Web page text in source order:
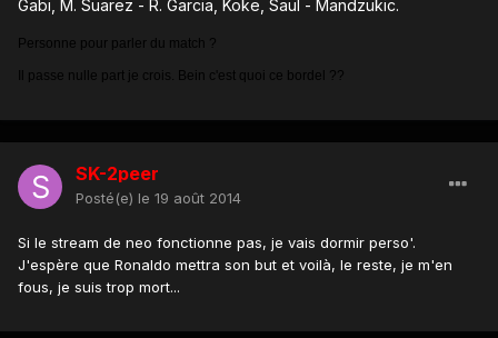
Gabi, M. Suarez - R. Garcia, Koke, Saul - Mandzukic.
Personne pour parler du match ?
Il passe nulle part je crois. Bein c'est quoi ce bordel ??
SK-2peer
Posté(e) le 19 août 2014
Si le stream de neo fonctionne pas, je vais dormir perso'.
J'espère que Ronaldo mettra son but et voilà, le reste, je m'en
fous, je suis trop mort...